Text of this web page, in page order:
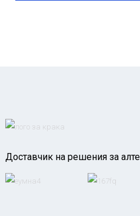
Доставчик на решения за